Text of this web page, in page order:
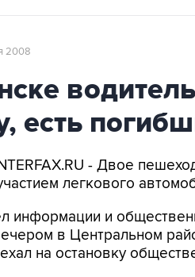
2008
есть
- Двое
легкового
информации и
в Центральном
на остановку